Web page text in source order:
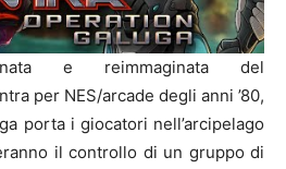
e reimmaginata del
per NES/arcade degli anni ’80,
porta i giocatori nell’arcipelago
il controllo di un gruppo di